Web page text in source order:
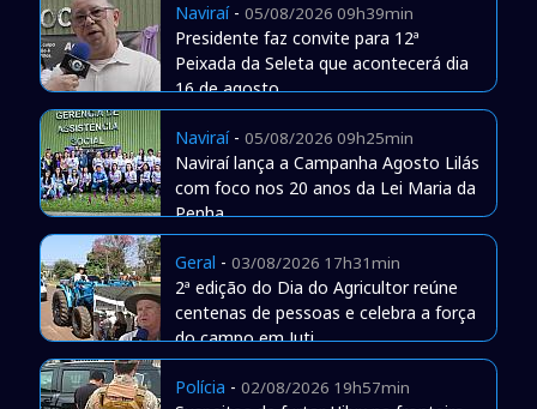
Naviraí- 05/08/2026 09h39min
Presidente faz convite para 12ª
Peixada da Seleta que acontecerá dia
16 de agosto
Naviraí- 05/08/2026 09h25min
Naviraí lança a Campanha Agosto Lilás
com foco nos 20 anos da Lei Maria da
Penha
Geral - 03/08/2026 17h31min
2ª edição do Dia do Agricultor reúne
centenas de pessoas e celebra a força
do campo em Juti
Polícia - 02/08/2026 19h57min